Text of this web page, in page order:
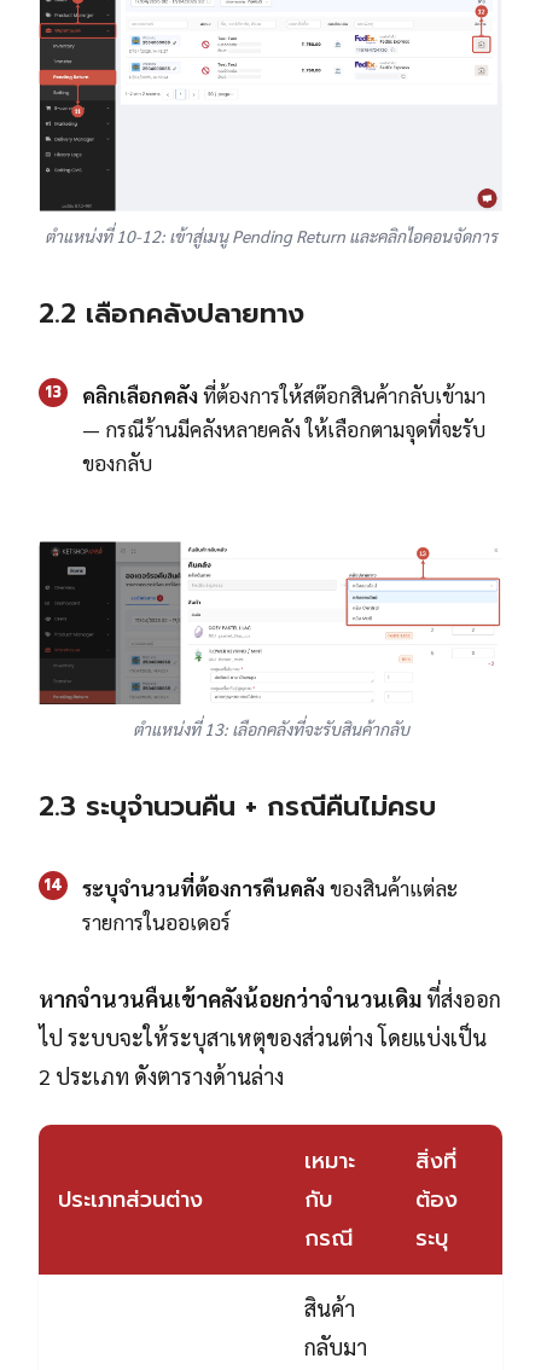
ตำแหน่งที่ 10-12: เข้าสู่เมนู Pending Return และคลิกไอคอนจัดการ
2.2 เลือกคลังปลายทาง
13 คลิกเลือกคลังที่ต้องการให้สต๊อกสินค้ากลับเข้ามา
— กรณีร้านมีคลังหลายคลัง ให้เลือกตามจุดที่จะรับ
ของกลับ
ตำแหน่งที่ 13: เลือกคลังที่จะรับสินค้ากลับ
2.3 ระบุจำนวนคืน + กรณีคืนไม่ครบ
14 ระบุจำนวนที่ต้องการคืนคลังของสินค้าแต่ละ
รายการในออเดอร์
หากจำนวนคืนเข้าคลังน้อยกว่าจำนวนเดิม ที่ส่งออก
ไป ระบบจะให้ระบุสาเหตุของส่วนต่าง โดยแบ่งเป็น
2 ประเภท ดังตารางด้านล่าง
ประเภทส่วนต่าง
เหมาะ
กับ
กรณี
สิ่งที่
ต้อง
ระบุ
สินค้า
กลับมา